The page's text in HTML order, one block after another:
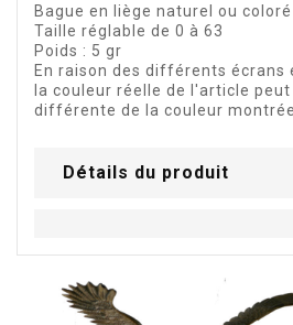
Bague en liège naturel ou coloré
Taille réglable de 0 à 63
Poids : 5 gr
En raison des différents
la couleur réelle de l'article
différente de la couleur
Détails du produit